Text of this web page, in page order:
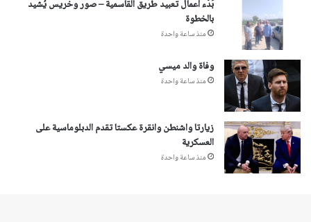
بَدْء أعمال تعبيد طريق القاسمية – صور وخريس يُشيد
بالخطوة
منذ ساعة واحدة
وفاة والد ميسي
منذ ساعة واحدة
زيارتا واشنطن وانقرة عكستا تقدم الدبلوماسية على
العسكرية
منذ ساعة واحدة